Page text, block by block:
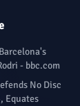
- bbc.com
No Disc
Equates